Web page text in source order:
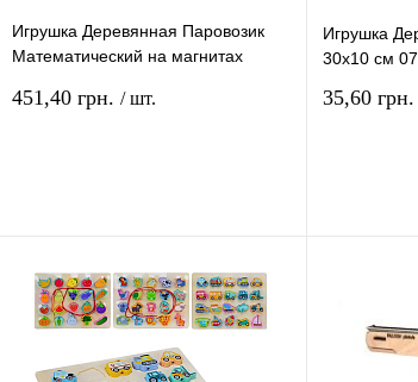
Игрушка Деревянная Паровозик
Математический на магнитах
451,40 грн. / шт.
В избранное
наличии
Игрушка
30х10 см
35,60 грн.